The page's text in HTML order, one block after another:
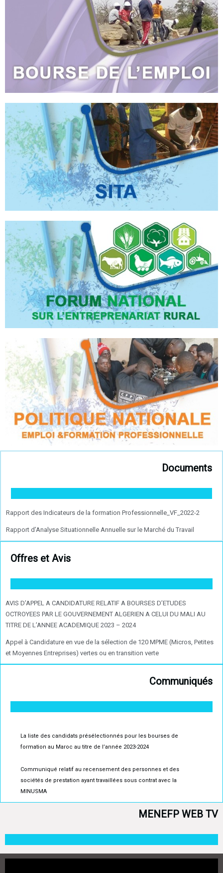
Documents
Rapport des Indicateurs de la formation Professionnelle_VF_2022-2
Rapport d’Analyse Situationnelle Annuelle sur le Marché du Travail
Offres et Avis
AVIS D’APPEL A CANDIDATURE RELATIF A BOURSES D’ETUDES
OCTROYEES PAR LE GOUVERNEMENT ALGERIEN A CELUI DU MALI AU
TITRE DE L’ANNEE ACADEMIQUE 2023 – 2024
Appel à Candidature en vue de la sélection de 120 MPME (Micros, Petites
et Moyennes Entreprises) vertes ou en transition verte
Communiqués
La liste des candidats présélectionnés pour les bourses de
formation au Maroc au titre de l’année 2023-2024
Communiqué relatif au recensement des personnes et des
sociétés de prestation ayant travaillées sous contrat avec la
MINUSMA
MENEFP WEB TV